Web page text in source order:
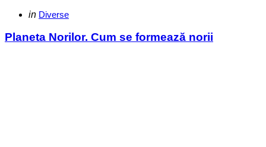
Categories
Posted
in Diverse
Planeta Norilor. Cum se formează norii